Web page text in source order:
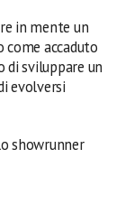
in mente un
accaduto
di sviluppare un
evolversi
showrunner